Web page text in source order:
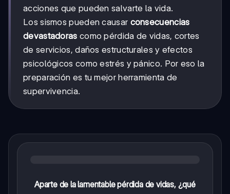
acciones que pueden salvarte la vida.
Los sismos pueden causar consecuencias
devastadoras como pérdida de vidas, cortes
de servicios, daños estructurales y efectos
psicológicos como estrés y pánico. Por eso la
preparación es tu mejor herramienta de
supervivencia.
Aparte de la lamentable pérdida de vidas, ¿qué